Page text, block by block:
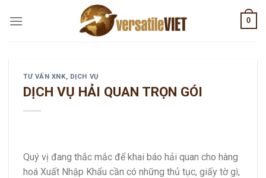
0
TƯ VẤN XNK, DỊCH VỤ
DỊCH VỤ HẢI QUAN TRỌN GÓI
Quý vị đang thắc mắc để khai báo hải quan cho hàng
hoá Xuất Nhập Khẩu cần có những thủ tục, giấy tờ gì,